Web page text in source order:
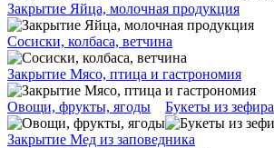
Закрытие Яйца, молочная продукция
Сосиски, колбаса, ветчина
Закрытие Мясо, птица и гастрономия
Овощи, фрукты, ягоды Букеты из зефира
Закрытие Мед из заповедника